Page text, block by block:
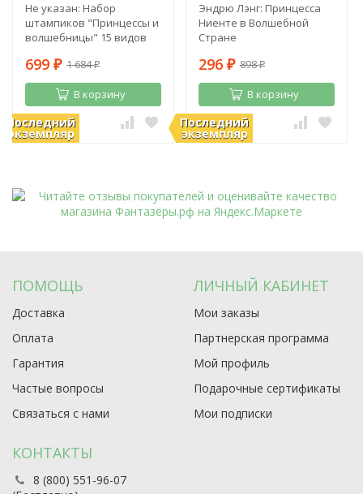
Последний
экземпляр
Не указан: Набор
штампиков "Принцессы и
волшебницы" 15 видов
699 ₽ 1 684₽
В корзину
В наличии Последний
экземпляр
Эндрю Лэнг: Принцесса
Ниенте в Волшебной
Стране
296 ₽ 898₽
В корзину
В наличии
ПОМОЩЬ
Доставка
Оплата
Гарантия
Частые вопросы
Связаться с нами
ЛИЧНЫЙ КАБИНЕТ
Мои заказы
Партнерская программа
Мой профиль
Подарочные сертификаты
Мои подписки
КОНТАКТЫ
8 (800) 551-96-07